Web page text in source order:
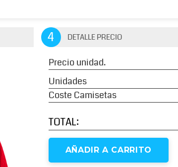
4 DETALLE PRECIO
Precio unidad.
Unidades
Coste Camisetas
TOTAL:
AÑADIR A CARRITO